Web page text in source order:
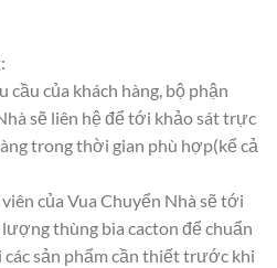
của khách hàng, bộ phận
sẽ liên hệ để tới khảo sát trực
trong thời gian phù hợp(kể cả
của Vua Chuyển Nhà sẽ tới
thùng bìa cacton để chuẩn
các sản phẩm cần thiết trước khi